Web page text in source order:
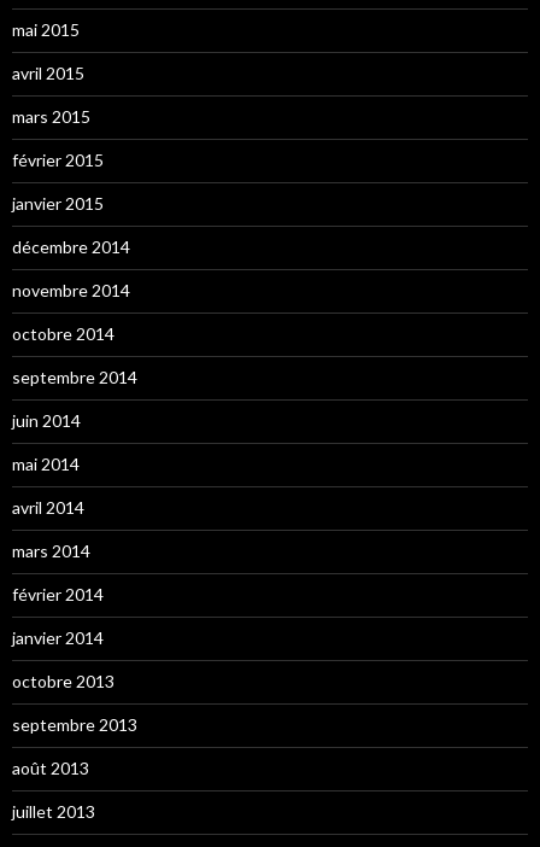
mai 2015
avril 2015
mars 2015
février 2015
janvier 2015
décembre 2014
novembre 2014
octobre 2014
septembre 2014
juin 2014
mai 2014
avril 2014
mars 2014
février 2014
janvier 2014
octobre 2013
septembre 2013
août 2013
juillet 2013